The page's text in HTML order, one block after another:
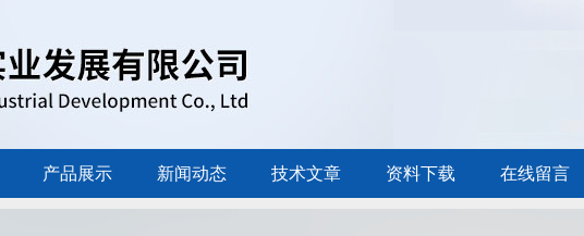
产品展示 新闻动态 技术文章 资料下载 在线留言